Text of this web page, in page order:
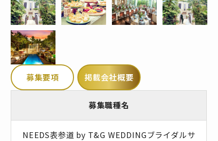
募集要項 掲載会社概要
募集職種名
NEEDS表参道 by T&G WEDDINGブライダルサ